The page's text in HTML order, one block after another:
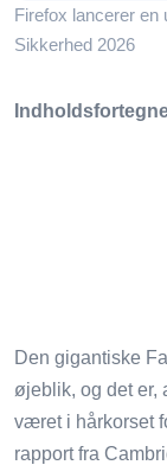
Firefox lancerer en
Sikkerhed 2026
Den gigantiske
øjeblik, og det er,
været i hårkorset
rapport fra